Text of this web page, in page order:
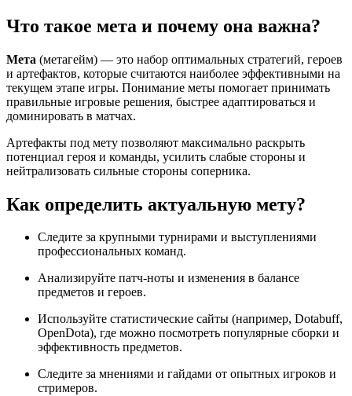
Что такое мета и почему она важна?
Мета (метагейм) — это набор оптимальных стратегий, героев
и артефактов, которые считаются наиболее эффективными на
текущем этапе игры. Понимание меты помогает принимать
правильные игровые решения, быстрее адаптироваться и
доминировать в матчах.
Артефакты под мету позволяют максимально раскрыть
потенциал героя и команды, усилить слабые стороны и
нейтрализовать сильные стороны соперника.
Как определить актуальную мету?
Следите за крупными турнирами и выступлениями
профессиональных команд.
Анализируйте патч-ноты и изменения в балансе
предметов и героев.
Используйте статистические сайты (например, Dotabuff,
OpenDota), где можно посмотреть популярные сборки и
эффективность предметов.
Следите за мнениями и гайдами от опытных игроков и
стримеров.